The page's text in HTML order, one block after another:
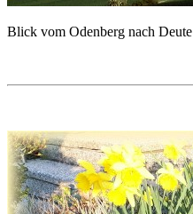
Blick vom Odenberg nach Deute